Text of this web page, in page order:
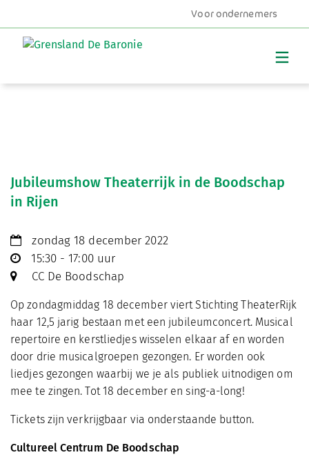
Voor ondernemers
Jubileumshow Theaterrijk in de Boodschap
in Rijen
zondag 18 december 2022
15:30 - 17:00 uur
CC De Boodschap
Op zondagmiddag 18 december viert Stichting TheaterRijk
haar 12,5 jarig bestaan met een jubileumconcert. Musical
repertoire en kerstliedjes wisselen elkaar af en worden
door drie musicalgroepen gezongen. Er worden ook
liedjes gezongen waarbij we je als publiek uitnodigen om
mee te zingen. Tot 18 december en sing-a-long!
Tickets zijn verkrijgbaar via onderstaande button.
Cultureel Centrum De Boodschap